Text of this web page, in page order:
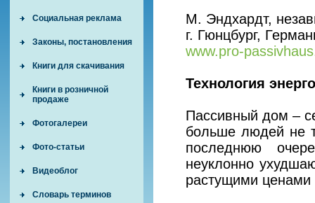
Социальная реклама
Законы, постановления
Книги для скачивания
Книги в розничной
продаже
Фотогалереи
Фото-статьи
Видеоблог
Словарь терминов
М. Эндхардт,
г. Гюнцбург,
www.pro-
Технология
Пассивный дом –
больше людей не
последнюю
неуклонно
растущими ценами